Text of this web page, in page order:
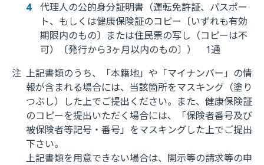
代理人の公的身分証明書（運転免許証、パスポー
ト、もしくは健康保険証のコピー〔いずれも有効
期限内のもの〕または住民票の写し（コピーは不
可）〔発行から3ヶ月以内のもの〕） 1通
注 上記書類のうち、「本籍地」や「マイナンバー」の情
報が含まれる場合には、当該箇所をマスキング（塗り
つぶし）した上でご提出ください。また、健康保険証
のコピーを提出いただく場合には、「保険者番号及び
被保険者等記号・番号」をマスキングした上でご提出
下さい。
上記書類を用意できない場合は、開示等の請求等の申